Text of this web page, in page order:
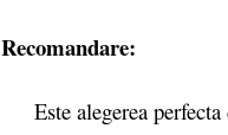
Recomandare:
Este alegerea perfecta